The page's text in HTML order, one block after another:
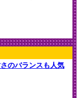
のバランスも人気